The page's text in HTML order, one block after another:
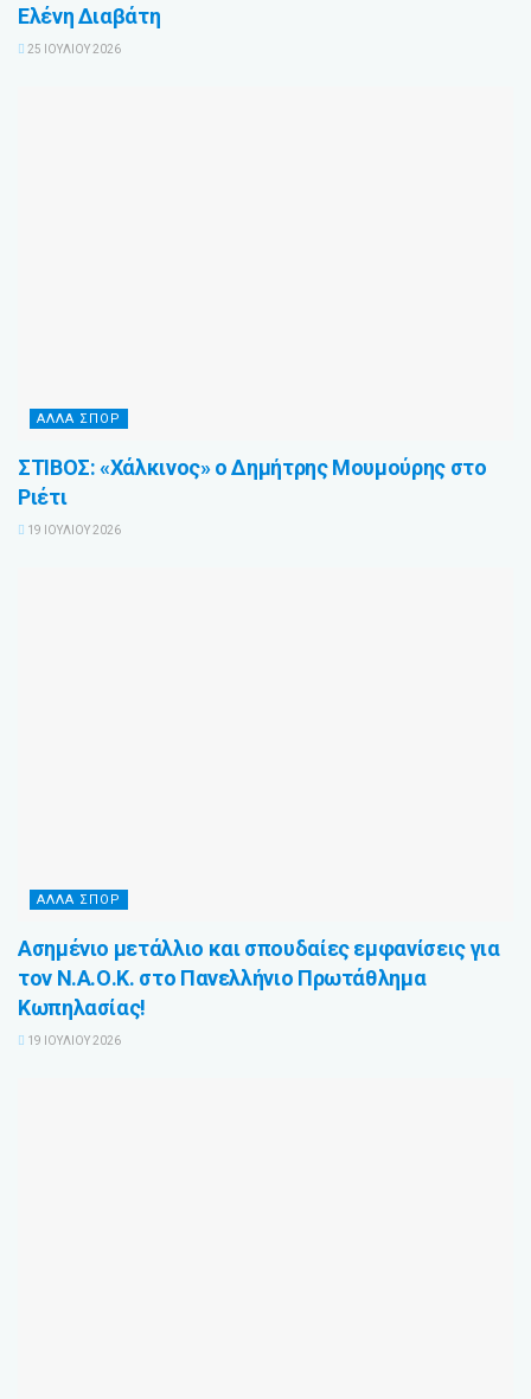
Ελένη Διαβάτη
25 ΙΟΥΛΊΟΥ 2026
ΆΛΛΑ ΣΠΌΡ
ΣΤΙΒΟΣ: «Χάλκινος» ο Δημήτρης Μουμούρης στο
Ριέτι
19 ΙΟΥΛΊΟΥ 2026
ΆΛΛΑ ΣΠΌΡ
Ασημένιο μετάλλιο και σπουδαίες εμφανίσεις για
τον Ν.Α.Ο.Κ. στο Πανελλήνιο Πρωτάθλημα
Κωπηλασίας!
19 ΙΟΥΛΊΟΥ 2026